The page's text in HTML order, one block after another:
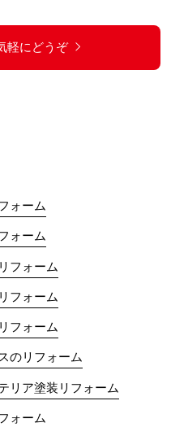
軽にどうぞ
ォーム
ォーム
フォーム
フォーム
フォーム
のリフォーム
リア塗装リフォーム
ォーム